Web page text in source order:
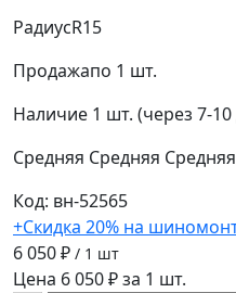
РадиусR15
Продажапо 1 шт.
Наличие 1 шт. (через 7-10
Средняя Средняя Средняя
Код: вн-52565
+Скидка 20% на
6 050 ₽ / 1 шт
Цена 6 050 ₽ за 1 шт.